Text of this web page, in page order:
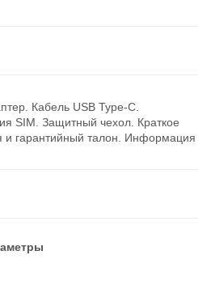
Кабель USB Type-C.
SIM. Защитный чехол. Краткое
и гарантийный талон. Информация